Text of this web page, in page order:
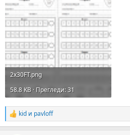
2x30FT.png
58.8 KB · Прегледи: 31
R
e
kid и pavloff